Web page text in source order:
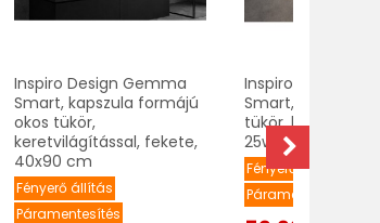
Inspiro Design Gemma
Smart, kapszula formájú
okos tükör,
keretvilágítással, fekete,
40x90 cm
Fényerő állítás
Páramentesítés
Inspiro Design
Smart, kör alakú
tükör,
25w, 80x80 cm
Fényerő állítás
Páramentesítés,